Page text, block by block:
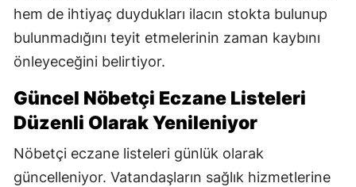
hem de ihtiyaç duydukları ilacın stokta bulunup
bulunmadığını teyit etmelerinin zaman kaybını
önleyeceğini belirtiyor.
Güncel Nöbetçi Eczane Listeleri
Düzenli Olarak Yenileniyor
Nöbetçi eczane listeleri günlük olarak
güncelleniyor. Vatandaşların sağlık hizmetlerine